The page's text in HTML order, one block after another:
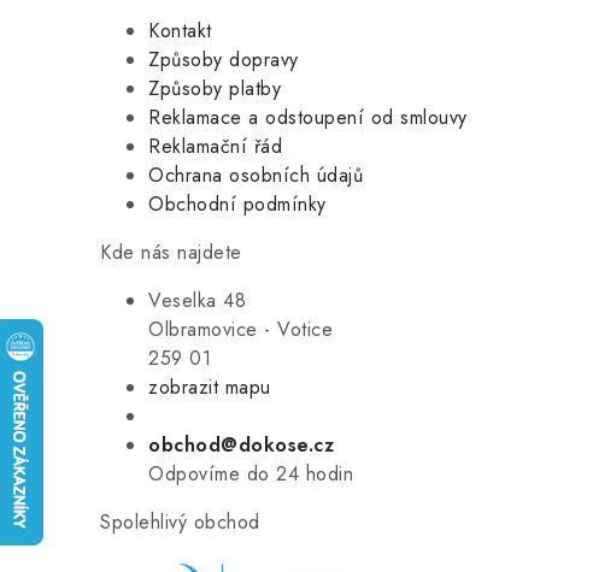
Kontakt
Způsoby dopravy
Způsoby platby
Reklamace a odstoupení od smlouvy
Reklamační řád
Ochrana osobních údajů
Obchodní podmínky
Kde nás najdete
Veselka 48
Olbramovice - Votice
259 01
zobrazit mapu
obchod@dokose.cz
Odpovíme do 24 hodin
Spolehlivý obchod